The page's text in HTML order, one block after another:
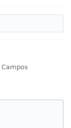
Campos